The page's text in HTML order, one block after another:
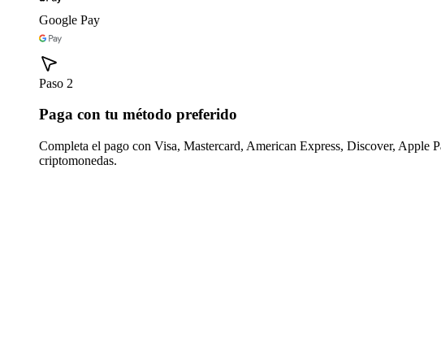
Google Pay
Paso 2
Paga con tu método preferido
Completa el pago con Visa, Mastercard, American Express, Discover,
criptomonedas.